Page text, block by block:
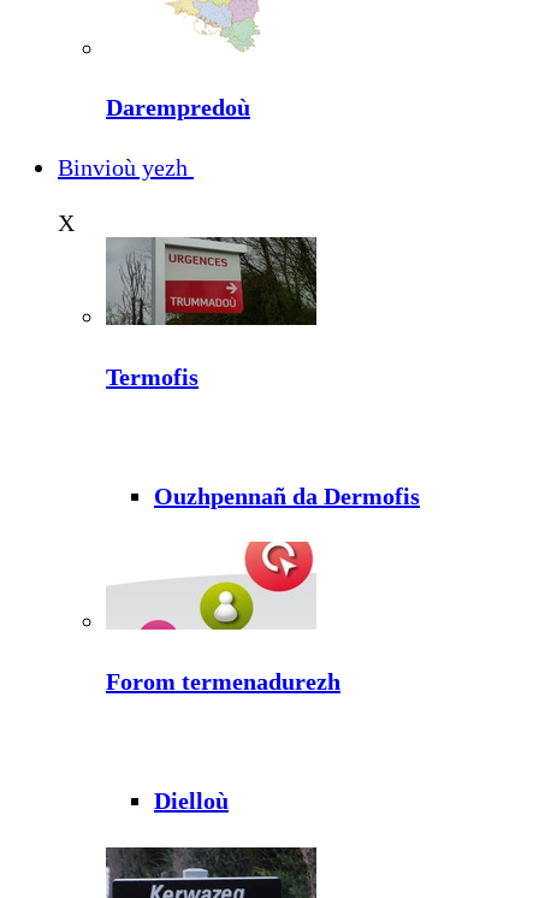
Darempredoù
Binvioù yezh
X
Termofis
Ouzhpennañ da Dermofis
Forom termenadurezh
Dielloù